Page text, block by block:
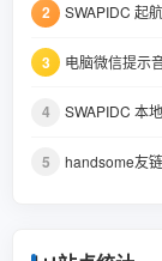
January 2022
October 2021
August 2021
July 2021
December 2020
2 SWAPIDC 起
3 电脑微信提示
4 SWAPIDC 本
5 handsome友